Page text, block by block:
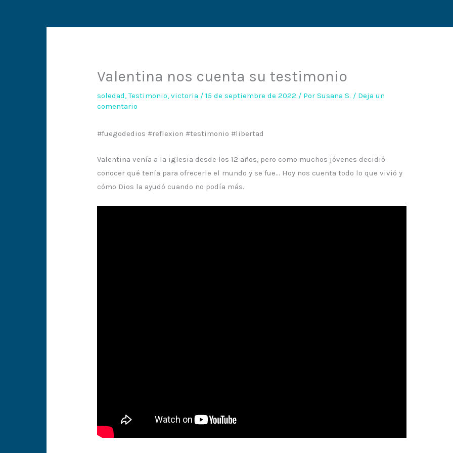
Valentina nos cuenta su testimonio
soledad,Testimonio,victoria /15 de septiembre de 2022 / PorSusana S. / Deja un
comentario
#fuegodedios #reflexion #testimonio #libertad
Valentina venía a la iglesia desde los 12 años, pero como muchos jóvenes decidió
conocer qué tenía para ofrecerle el mundo y se fue… Hoy nos cuenta todo lo que vivió y
cómo Dios la ayudó cuando no podía más.